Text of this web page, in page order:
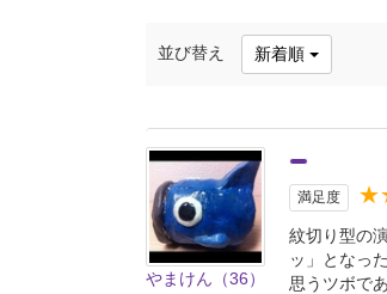
並び替え 新着順
やまけん（36）
満足度
紋切り型の
ッ」となっ
思うツボで